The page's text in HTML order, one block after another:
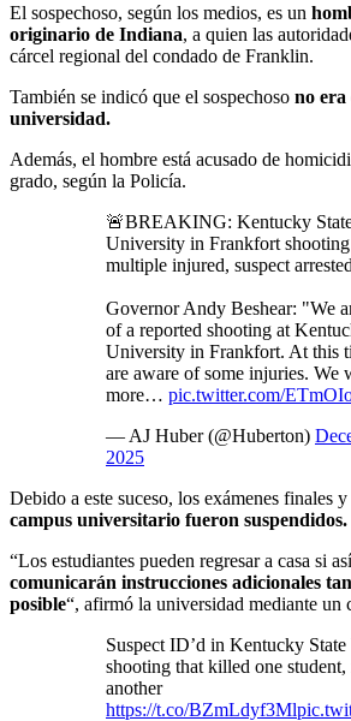
El sospechoso, según los medios, es un
originario de Indiana, a quien las
cárcel regional del condado de Franklin.
También se indicó que el sospechoso no era
universidad.
Además, el hombre está acusado de
grado, según la Policía.
🚨BREAKING: Kentucky
University in Frankfort shooting
multiple injured, suspect
Governor Andy Beshear: "We
of a reported shooting at
University in Frankfort. At this
are aware of some injuries. We
more… pic.twitter.com/
— AJ Huber (@Huberton)
2025
Debido a este suceso, los exámenes finales
campus universitario fueron suspendidos.
“Los estudiantes pueden regresar a casa si
comunicarán instrucciones adicionales
posible“, afirmó la universidad mediante un
Suspect ID’d in Kentucky
shooting that killed one student,
another
https://t.co/BZmLdyf3Ml